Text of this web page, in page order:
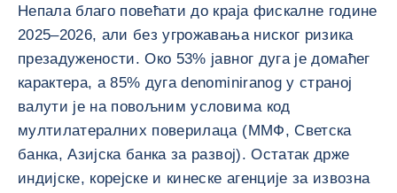
Непала благо повећати до краја фискалне године
2025–2026, али без угрожавања ниског ризика
презадужености. Око 53% јавног дуга је домаћег
карактера, а 85% дуга denominiranog у страној
валути је на повољним условима код
мултилатералних поверилаца (ММФ, Светска
банка, Азијска банка за развој). Остатак држе
индијске, корејске и кинеске агенције за извозна